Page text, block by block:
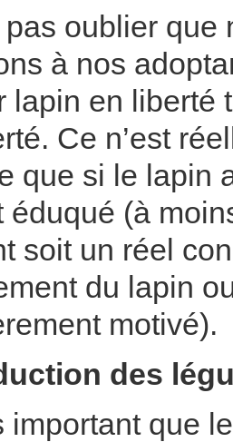
pas oublier que
à nos
lapin en liberté
Ce n’est
que si le lapin
éduqué (à
soit un réel
du lapin
motivé).
des
important que